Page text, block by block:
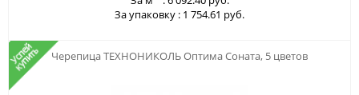
За упаковку : 1 754.61 руб.
123
Черепица ТЕХНОНИКОЛЬ Оптима Соната, 5 цветов